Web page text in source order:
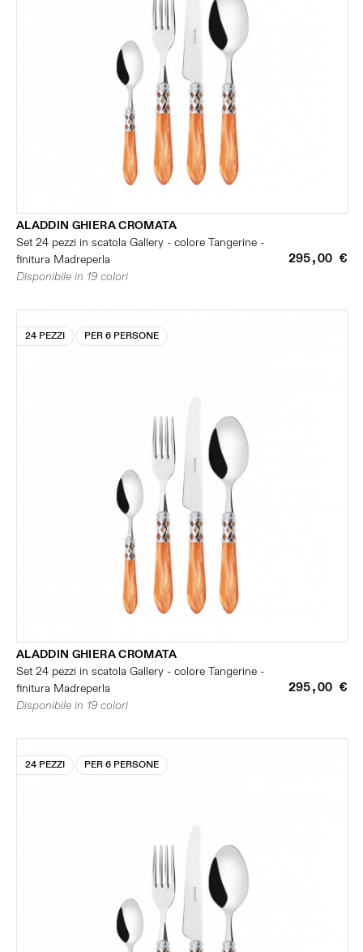
ALADDIN GHIERA CROMATA
Set 24 pezzi in scatola Gallery - colore Tangerine -
finitura Madreperla
295,00 €
Disponibile in 19 colori
24 PEZZI PER 6 PERSONE
ALADDIN GHIERA CROMATA
Set 24 pezzi in scatola Gallery - colore Tangerine -
finitura Madreperla
295,00 €
Disponibile in 19 colori
24 PEZZI PER 6 PERSONE